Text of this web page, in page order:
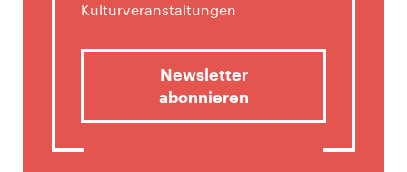
Kulturveranstaltungen
Newsletter
abonnieren